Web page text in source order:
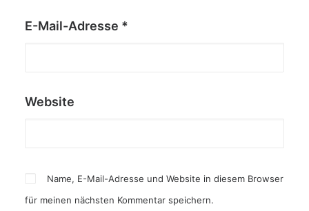
E-Mail-Adresse *
Website
Name, E-Mail-Adresse und Website in diesem Browser
für meinen nächsten Kommentar speichern.